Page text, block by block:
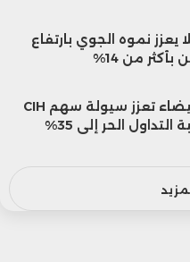
يعزز نموه الجوي بارتفاع
من 14%
بورصة الدار البيضاء تعزز سيولة سهم CIH